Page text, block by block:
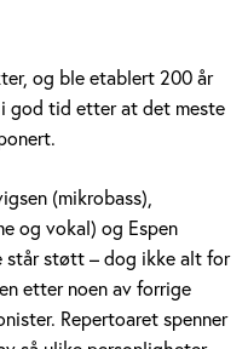
og ble etablert 200 år
god tid etter at det meste
(mikrobass),
og vokal) og Espen
står støtt – dog ikke alt for
etter noen av forrige
Repertoaret spenner